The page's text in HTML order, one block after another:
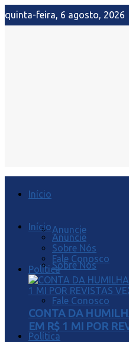
quinta-feira, 6 agosto, 2026
Início
Anuncie
Sobre Nós
Fale Conosco
Política
Início
Anuncie
Sobre Nós
Fale Conosco
Política
CONTA DA
EM R$ 1 MI POR